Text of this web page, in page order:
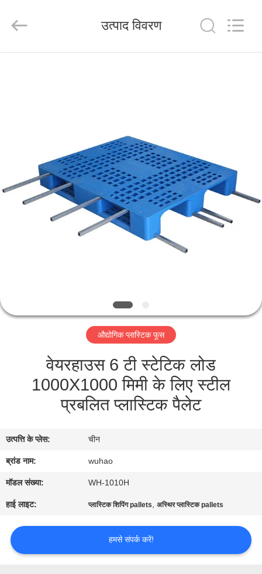
कारखाना
विनती
करे
साइटमैप
PRIVACY
POLICY
Trade
Rights
उत्पाद विवरण
औद्योगिक प्लास्टिक फूस
वेयरहाउस 6 टी स्टेटिक लोड
1000X1000 मिमी के लिए स्टील
प्रबलित प्लास्टिक पैलेट
उत्पत्ति के प्लेस: चीन
ब्रांड नाम: wuhao
मॉडल संख्या: WH-1010H
हाई लाइट: प्लास्टिक शिपिंग pallets,अस्थिर प्लास्टिक pallets
हमसे संपर्क करें!